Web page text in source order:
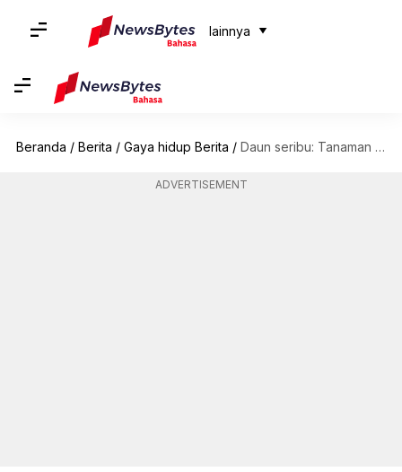
lainnya
Beranda / Berita / Gaya hidup Berita / Daun seribu: Tanaman kuno dengan manfaat kesehatan yang luar biasa
ADVERTISEMENT